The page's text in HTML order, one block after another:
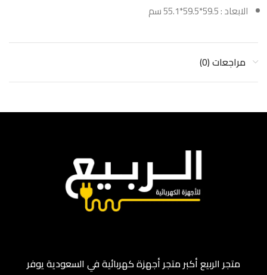
الابعاد : 59.5*59.5*55.1 سم
مراجعات (0)
متجر الربيع أكبر متجر أجهزة كهربائية في السعودية يوفر